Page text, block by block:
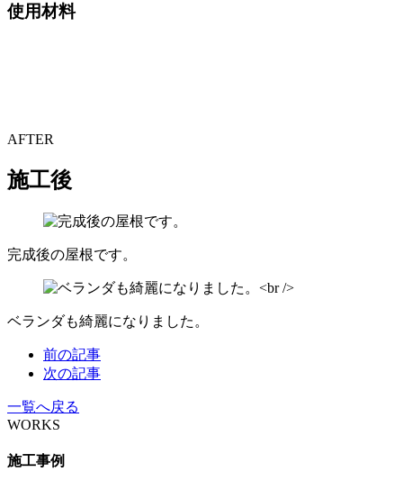
使用材料
AFTER
施工後
完成後の屋根です。
ベランダも綺麗になりました。
前の記事
次の記事
一覧へ戻る
WORKS
施工事例